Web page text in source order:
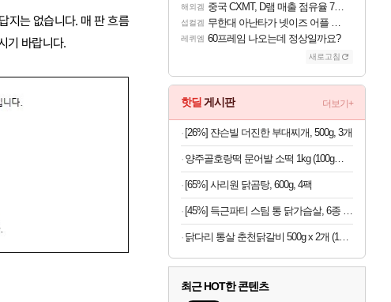
지는 없습니다. 매 판 흐름
기 바랍니다.
해외겜 중국 CXMT, D램 매출 점유율 7%…글로벌 4위로 부상
섭컬겜 무한대 아난타가 넷이즈 어플 달력에 일정 등록
레퀴엠 60프레임 나오는데 정상일까요?
새로고침
핫딜 게시판 더보기+
[26%] 쟌슨빌 더진한 부대찌개, 500g, 3개
양주골호랑떡 문어발 소떡 1kg (100g당 1,340원)
[65%] 사리원 닭곰탕, 600g, 4팩
[45%] 득근파티 스팀 통 닭가슴살, 6종 혼합, 100g, 30팩
닭다리 통살 춘천닭갈비 500g x 2개 (1개당 6,950원)
최근 HOT한 콘텐츠